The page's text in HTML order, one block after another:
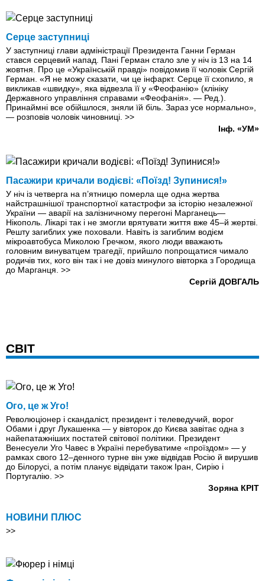
Серце заступниці
У заступниці глави адміністрації Президента Ганни Герман
стався серцевий напад. Пані Герман стало зле у ніч iз 13 на 14
жовтня. Про це «Українській правді» повідомив її чоловік Сергій
Герман. «Я не можу сказати, чи це інфаркт. Серце її схопило, я
викликав «швидку», яка відвезла її у «Феофанію» (клініку
Державного управління справами «Феофанія». — Ред.).
Принаймнi все обійшлося, зняли їй біль. Зараз усе нормально»,
— розповів чоловік чиновниці. >>
Інф. «УМ»
Пасажири кричали водієві: «Поїзд! Зупинися!»
У ніч iз четверга на п’ятницю померла ще одна жертва
найстрашнішої транспортної катастрофи за історію незалежної
України — аварії на залізничному перегоні Марганець—
Нікополь. Лікарі так і не змогли врятувати життя вже 45–й жертві.
Решту загиблих уже поховали. Навіть із загиблим водієм
мікроавтобуса Миколою Гречком, якого люди вважають
головним винуватцем трагедії, прийшло попрощатися чимало
родичів тих, кого він так і не довіз минулого вівторка з Городища
до Марганця. >>
Сергій ДОВГАЛЬ
СВІТ
Ого, це ж Уго!
Революціонер і скандаліст, президент і телеведучий, ворог
Обами і друг Лукашенка — у вівторок до Києва завітає одна з
найепатажніших постатей світової політики. Президент
Венесуели Уго Чавес в Україні перебуватиме «проїздом» — у
рамках свого 12–денного турне він уже відвідав Росію й вирушив
до Білорусі, а потім планує відвідати також Іран, Сирію і
Португалію. >>
Зоряна КРІТ
НОВИНИ ПЛЮС
>>